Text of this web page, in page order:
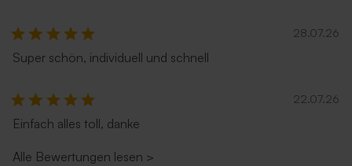
28.07.26
Super schön, individuell und schnell
22.07.26
Einfach alles toll, danke
Alle Bewertungen lesen >